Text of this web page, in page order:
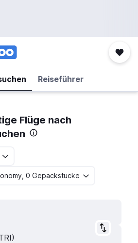
Reiseführer
Flüge nach
0 Gepäckstücke